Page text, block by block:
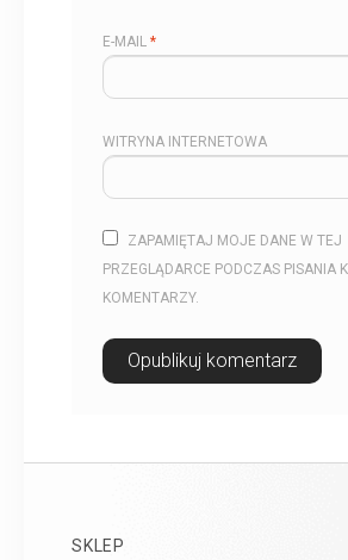
SKLEP
E-MAIL *
WITRYNA INTERNETOWA
ZAPAMIĘTAJ MOJE DANE W TEJ
PRZEGLĄDARCE PODCZAS PISANIA
KOMENTARZY.